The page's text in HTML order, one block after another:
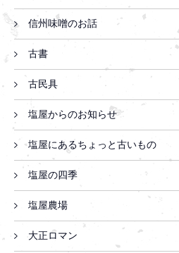
信州味噌のお話
古書
古民具
塩屋からのお知らせ
塩屋にあるちょっと古いもの
塩屋の四季
塩屋農場
大正ロマン